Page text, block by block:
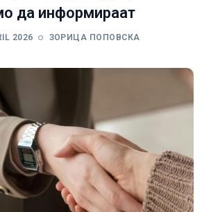
да информираат
2026 ЗОРИЦА ПОПОВСКА